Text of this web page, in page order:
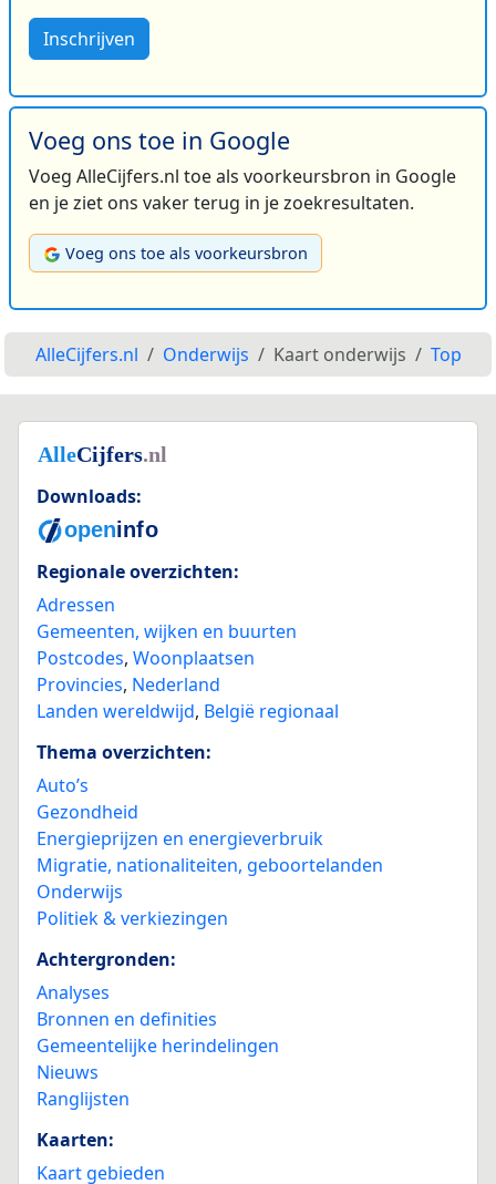
Inschrijven
Voeg ons toe in Google
Voeg AlleCijfers.nl toe als voorkeursbron in Google
en je ziet ons vaker terug in je zoekresultaten.
Voeg ons toe als voorkeursbron
AlleCijfers.nl Onderwijs Kaart onderwijs Top
Downloads:
Regionale overzichten:
Adressen
Gemeenten, wijken en buurten
Postcodes, Woonplaatsen
Provincies, Nederland
Landen wereldwijd, België regionaal
Thema overzichten:
Auto’s
Gezondheid
Energieprijzen en energieverbruik
Migratie, nationaliteiten, geboortelanden
Onderwijs
Politiek & verkiezingen
Achtergronden:
Analyses
Bronnen en definities
Gemeentelijke herindelingen
Nieuws
Ranglijsten
Kaarten:
Kaart gebieden